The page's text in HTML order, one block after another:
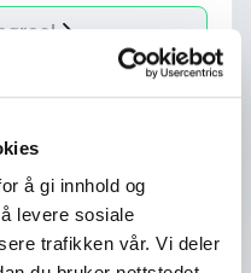
å gi innhold og
levere sosiale
trafikken vår. Vi deler
foredrag |
som